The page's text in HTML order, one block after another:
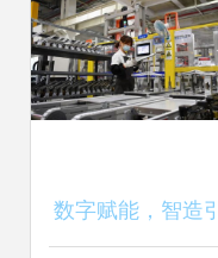
智造新标杆
数字赋能，智造引